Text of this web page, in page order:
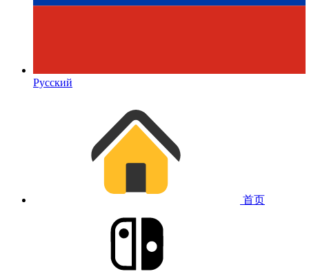
Русский
首页